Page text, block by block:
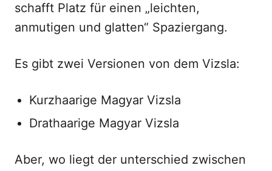
schafft Platz für einen „leichten,
anmutigen und glatten“ Spaziergang.
Es gibt zwei Versionen von dem Vizsla:
Kurzhaarige Magyar Vizsla
Drathaarige Magyar Vizsla
Aber, wo liegt der unterschied zwischen